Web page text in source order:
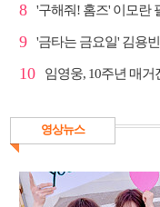
8
9
10
영상뉴스